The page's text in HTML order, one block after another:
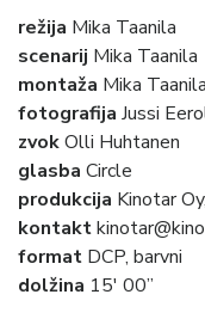
režija Mika Taanila
scenarij Mika Taanila
montaža Mika Taanila
fotografija Jussi
zvokOlli Huhtanen
glasba Circle
produkcija Kinotar
kontakt
format DCP, barvni
dolžina 15′ 00”